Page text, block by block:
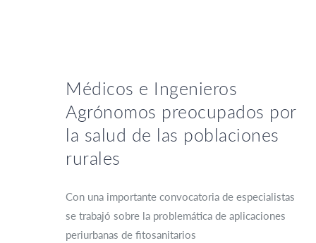
Médicos e Ingenieros
Agrónomos preocupados por
la salud de las poblaciones
rurales
Con una importante convocatoria de especialistas
se trabajó sobre la problemática de aplicaciones
periurbanas de fitosanitarios